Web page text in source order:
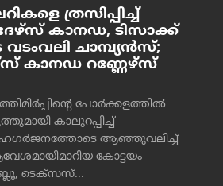
ത്രസിപ്പിച്ച്
കാനഡ, ടിസാക്ക്
ചാമ്പ്യന്‍സ്;
കാനഡ റണ്ണേഴ്‌സ്
പോര്‍ക്കളത്തില്‍
കാലുറപ്പിച്ച്
ആഞ്ഞുവലിച്ച്
കോട്ടയം
ടെക്‌സസ്...